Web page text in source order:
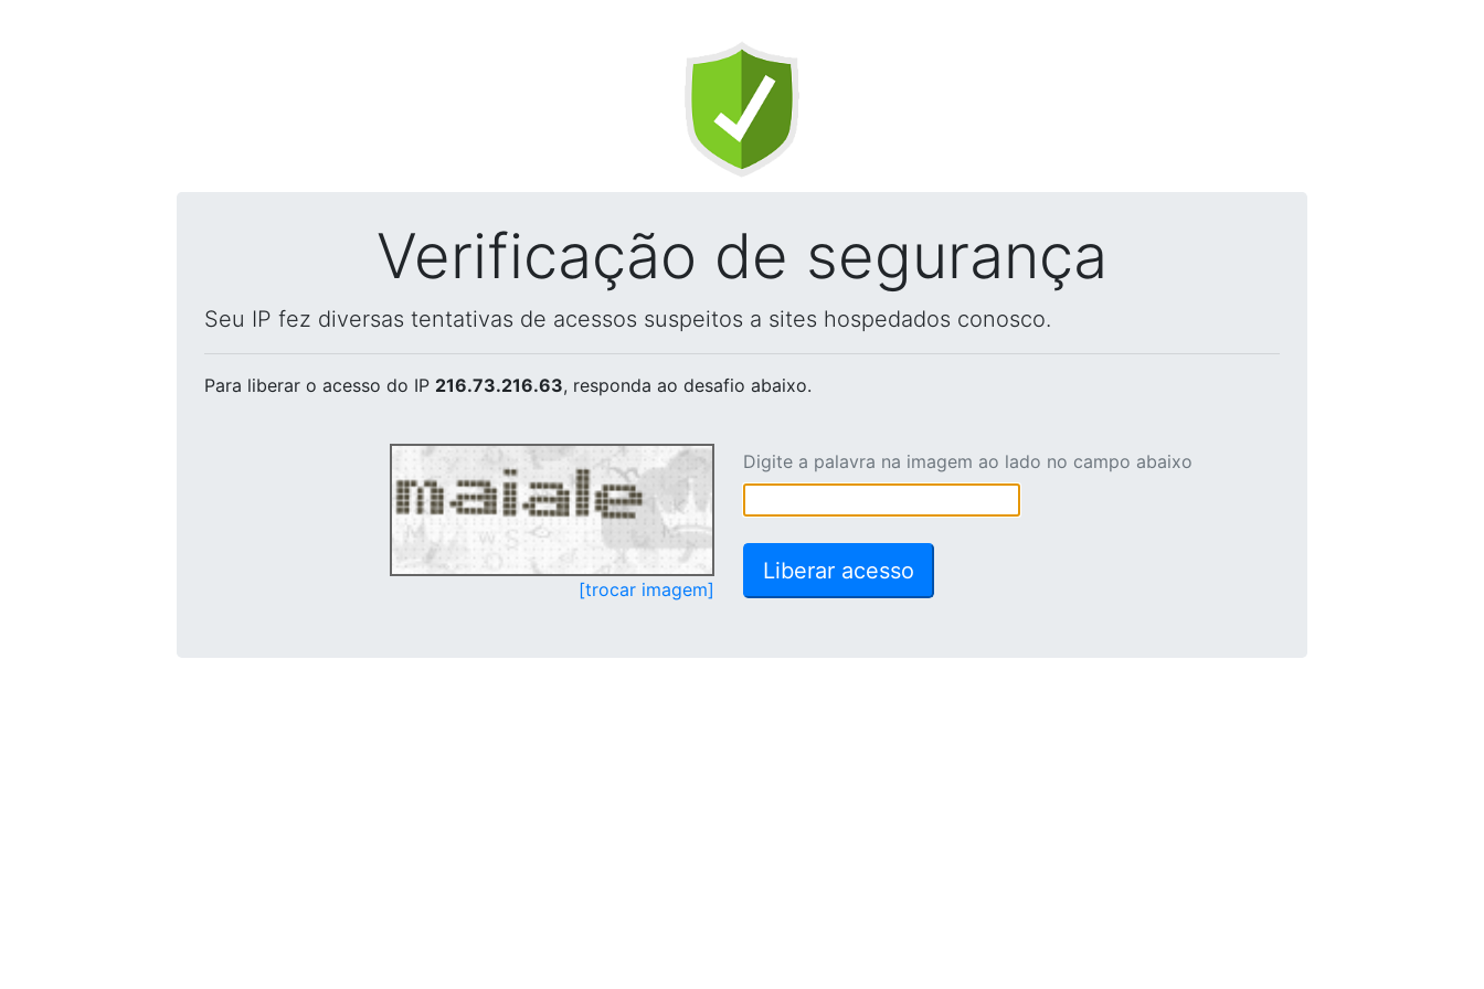
Verificação de segurança
Seu IP fez diversas tentativas de acessos suspeitos a sites hospedados conosco.
Para liberar o acesso do IP 216.73.216.63, responda ao desafio abaixo.
[trocar imagem]
Digite a palavra na imagem ao lado no campo abaixo